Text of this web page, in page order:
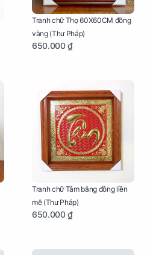
Tranh chữ Thọ 60X60CM đồng
vàng (Thư Pháp)
650.000 ₫
Tranh chữ Tâm bằng đồng liền
mê (Thư Pháp)
650.000 ₫